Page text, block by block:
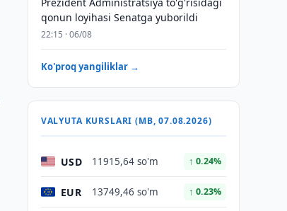
qonun loyihasi Senatga yuborildi
22:15 · 06/08
Ko'proq yangiliklar →
VALYUTA KURSLARI (MB, 07.08.2026)
USD 11915,64 so'm ↑ 0.24%
EUR 13749,46 so'm ↑ 0.23%